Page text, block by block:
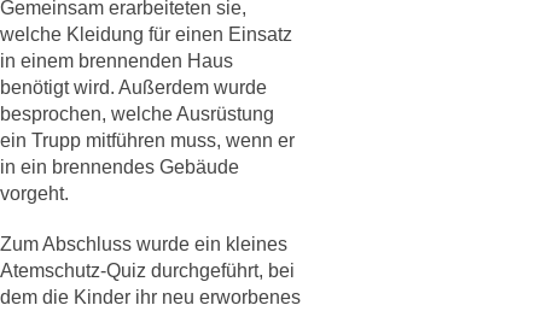
Gemeinsam erarbeiteten sie,
welche Kleidung für einen Einsatz
in einem brennenden Haus
benötigt wird. Außerdem wurde
besprochen, welche Ausrüstung
ein Trupp mitführen muss, wenn er
in ein brennendes Gebäude
vorgeht.
Zum Abschluss wurde ein kleines
Atemschutz-Quiz durchgeführt, bei
dem die Kinder ihr neu erworbenes